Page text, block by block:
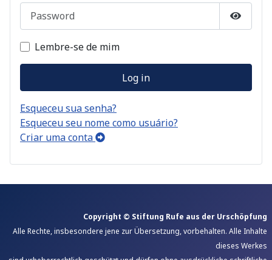
Password
Show
Lembre-se de mim
Log in
Esqueceu sua senha?
Esqueceu seu nome como usuário?
Criar uma conta
Copyright © Stiftung Rufe aus der Urschöpfung
Alle Rechte, insbesondere jene zur Übersetzung, vorbehalten. Alle Inhalte
dieses Werkes